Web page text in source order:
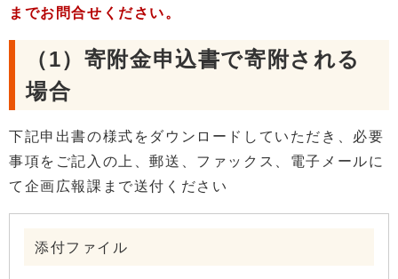
までお問合せください。
（1）寄附金申込書で寄附される
場合
下記申出書の様式をダウンロードしていただき、必要
事項をご記入の上、郵送、ファックス、電子メールに
て企画広報課まで送付ください
添付ファイル